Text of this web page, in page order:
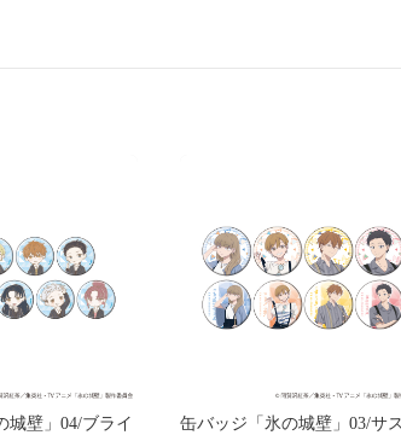
城壁」04/ブライ
缶バッジ「氷の城壁」03/サ